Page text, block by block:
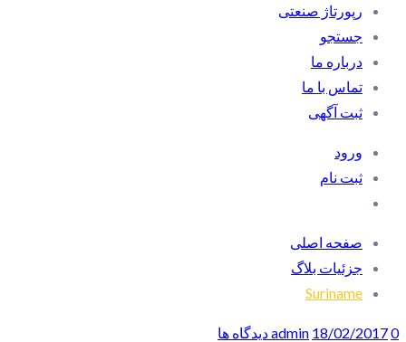
رپورتاژ صنعتی
جستجو
درباره ما
تماس با ما
ثبت آگهی
ورود
ثبت نام
صفحه اصلی
جزئیات بلاگ
Suriname
admin 18/02/20170 دیدگاه ها